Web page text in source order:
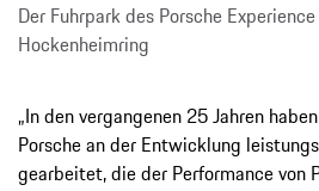
Der Fuhrpark des Porsche
Hockenheimring
„In den vergangenen 25 Jahren
Porsche an der Entwicklung
gearbeitet, die der Performance von